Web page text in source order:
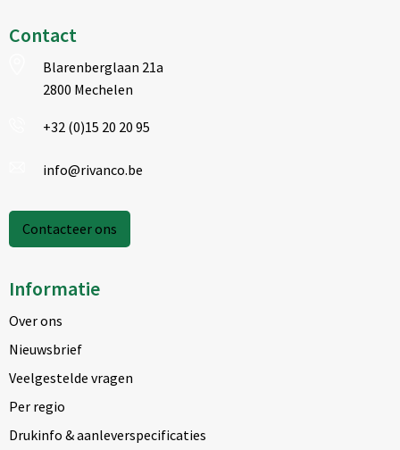
Contact
Blarenberglaan 21a
2800 Mechelen
+32 (0)15 20 20 95
info@rivanco.be
Contacteer ons
Informatie
Over ons
Nieuwsbrief
Veelgestelde vragen
Per regio
Drukinfo & aanleverspecificaties